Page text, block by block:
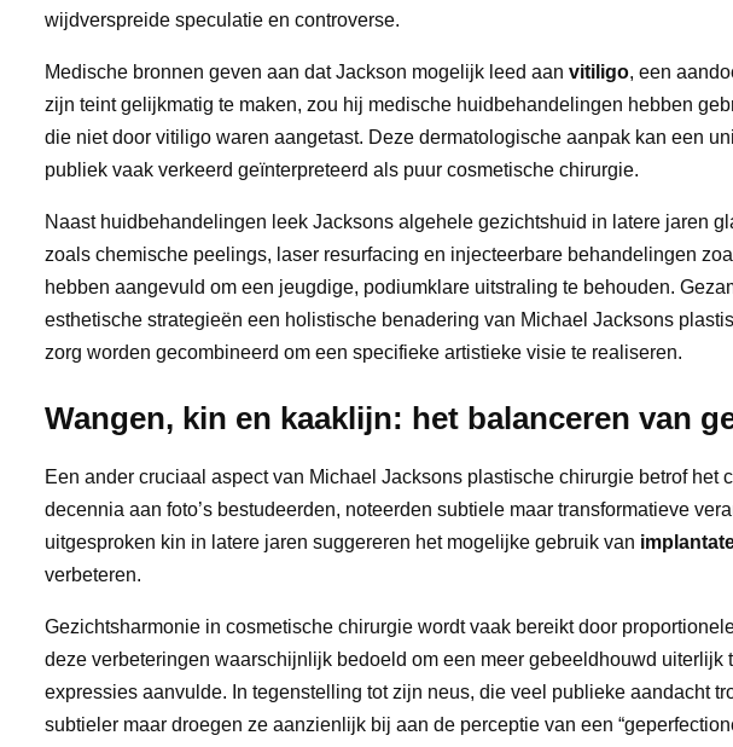
wijdverspreide speculatie en controverse.
Medische bronnen geven aan dat Jackson mogelijk leed aan vitiligo, een
zijn teint gelijkmatig te maken, zou hij medische huidbehandelingen hebben
die niet door vitiligo waren aangetast. Deze dermatologische aanpak kan een
publiek vaak verkeerd geïnterpreteerd als puur cosmetische chirurgie.
Naast huidbehandelingen leek Jacksons algehele gezichtshuid in latere jaren
zoals chemische peelings, laser resurfacing en injecteerbare behandelingen
hebben aangevuld om een jeugdige, podiumklare uitstraling te behouden.
esthetische strategieën een holistische benadering van Michael Jacksons
zorg worden gecombineerd om een specifieke artistieke visie te realiseren.
Wangen, kin en kaaklijn: het balanceren van
Een ander cruciaal aspect van Michael Jacksons plastische chirurgie betrof
decennia aan foto’s bestudeerden, noteerden subtiele maar transformatieve
uitgesproken kin in latere jaren suggereren het mogelijke gebruik van
verbeteren.
Gezichtsharmonie in cosmetische chirurgie wordt vaak bereikt door
deze verbeteringen waarschijnlijk bedoeld om een meer gebeeldhouwd
expressies aanvulde. In tegenstelling tot zijn neus, die veel publieke aandacht
subtieler maar droegen ze aanzienlijk bij aan de perceptie van een